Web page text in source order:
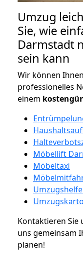
Umzug
Sie, wie
Darmstadt
sein kann
Wir können
professionelles
einem
Möbellift
Möbeltaxi
Kontaktieren Sie
uns gemeinsam
planen!